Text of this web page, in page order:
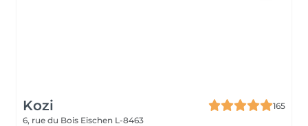
Kozi
165
6, rue du Bois Eischen L-8463